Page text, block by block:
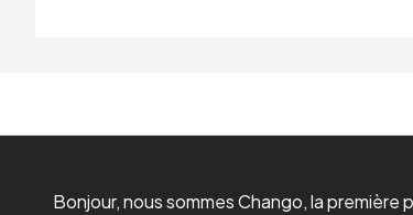
Bonjour, nous sommes Chango, la